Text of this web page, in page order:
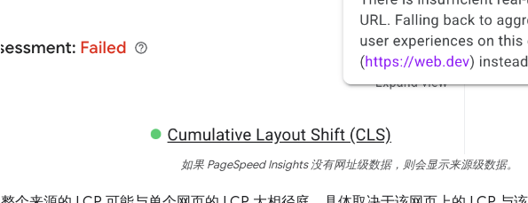
如果 PageSpeed Insights 没有网址级数据，则会显示来源级数据。